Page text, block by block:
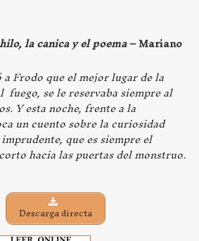
la canica y el poema– Mariano
Frodo que el mejor lugar de la
fuego, se le reservaba siempre al
Y esta noche, frente a la
un cuento sobre la curiosidad
que es siempre el
hacia las puertas del monstruo.
Descarga directa